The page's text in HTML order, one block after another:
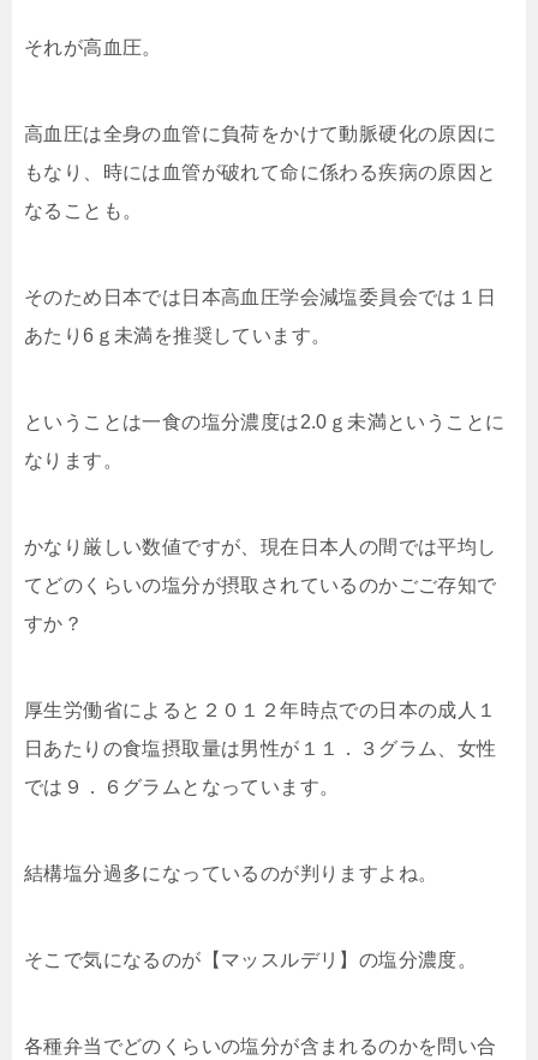
それが高血圧。
高血圧は全身の血管に負荷をかけて動脈硬化の原因に
もなり、時には血管が破れて命に係わる疾病の原因と
なることも。
そのため日本では日本高血圧学会減塩委員会では１日
あたり6ｇ未満を推奨しています。
ということは一食の塩分濃度は2.0ｇ未満ということに
なります。
かなり厳しい数値ですが、現在日本人の間では平均し
てどのくらいの塩分が摂取されているのかごご存知で
すか？
厚生労働省によると２０１２年時点での日本の成人１
日あたりの食塩摂取量は男性が１１．３グラム、女性
では９．６グラムとなっています。
結構塩分過多になっているのが判りますよね。
そこで気になるのが【マッスルデリ】の塩分濃度。
各種弁当でどのくらいの塩分が含まれるのかを問い合